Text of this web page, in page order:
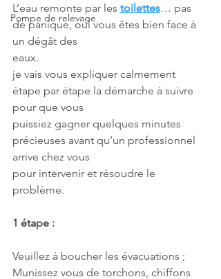
Pompe de relevage
L’eau remonte par les toilettes… pas
de panique, oui vous êtes bien face à
un dégât des
eaux.
je vais vous expliquer calmement
étape par étape la démarche à suivre
pour que vous
puissiez gagner quelques minutes
précieuses avant qu’un professionnel
arrive chez vous
pour intervenir et résoudre le
problème.
1 étape :
Veuillez à boucher les évacuations ;
Munissez vous de torchons, chiffons